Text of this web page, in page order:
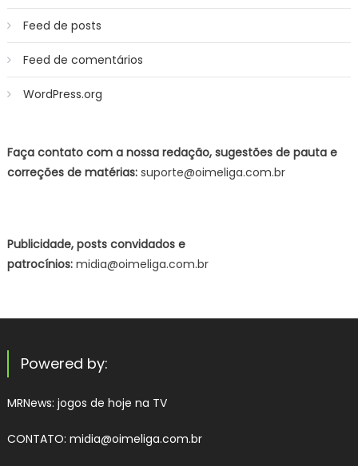
Feed de posts
Feed de comentários
WordPress.org
Faça contato com a nossa redação, sugestões de pauta e
correções de matérias:suporte@oimeliga.com.br
Publicidade, posts convidados e
patrocínios:midia@oimeliga.com.br
Powered by:
MRNews: jogos de hoje na TV
CONTATO: midia@oimeliga.com.br